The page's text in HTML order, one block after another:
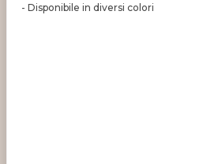
- Disponibile in diversi colori